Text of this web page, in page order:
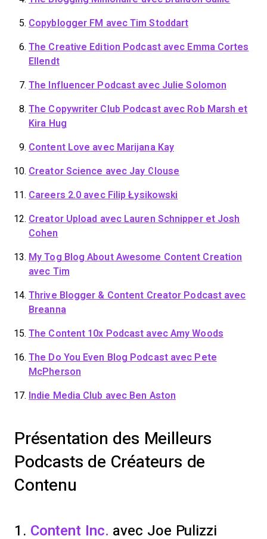
Copyblogger FM avec Tim Stoddart
The Creative Edition Podcastavec Emma Cortes
Ellendt
The Influencer Podcast avec Julie Solomon
The Copywriter Club Podcastavec Rob Marsh et
Kira Hug
Content Love avec Marijana Kay
Creator Science avec Jay Clouse
Careers 2.0 avec Filip Łysikowski
Creator Upload avec Lauren Schnipper et Josh
Cohen
My Tog Blog About Awesome Content Creation
avec Tim
Thrive Blogger & Content Creator Podcast avec
Breanna
The Content 10x Podcast avec Amy Woods
The Do You Even Blog Podcastavec Pete
McPherson
Indie Media Club avec Ben Aston
Présentation des Meilleurs
Podcasts de Créateurs de
Contenu
1. Content Inc. avec Joe Pulizzi